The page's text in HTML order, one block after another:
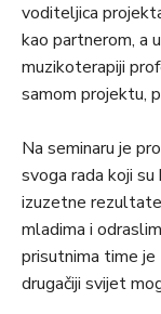
voditeljica
kao partnerom, a
muzikoterapiji
samom projektu,
Na seminaru je
svoga rada koji
izuzetne
mladima i
prisutnima time je
drugačiji svijet